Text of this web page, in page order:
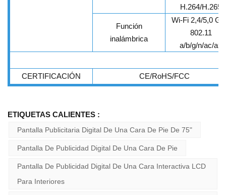
H.264/H.265
Función
inalámbrica
Wi-Fi 2,4/5,0
802.11
a/b/g/n/ac/ax
CERTIFICACIÓN CE/RoHS/FCC
ETIQUETAS CALIENTES :
Pantalla Publicitaria Digital De Una Cara De Pie De 75"
Pantalla De Publicidad Digital De Una Cara De Pie
Pantalla De Publicidad Digital De Una Cara Interactiva LCD
Para Interiores